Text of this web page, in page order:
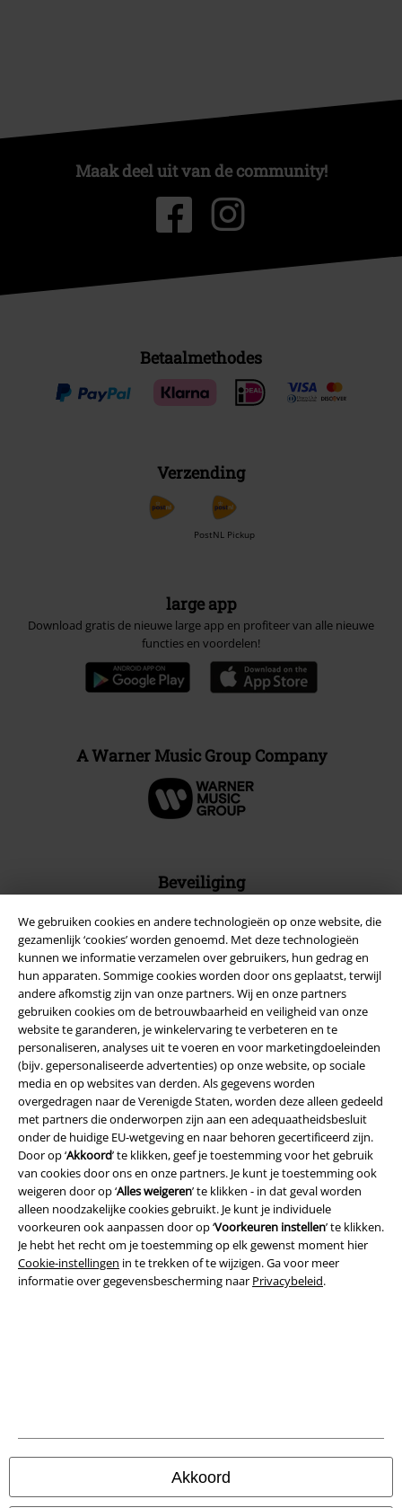
We gebruiken cookies en andere technologieën op onze website, die
gezamenlijk ‘cookies’ worden genoemd. Met deze technologieën
kunnen we informatie verzamelen over gebruikers, hun gedrag en
hun apparaten. Sommige cookies worden door ons geplaatst, terwijl
andere afkomstig zijn van onze partners. Wij en onze partners
gebruiken cookies om de betrouwbaarheid en veiligheid van onze
website te garanderen, je winkelervaring te verbeteren en te
personaliseren, analyses uit te voeren en voor marketingdoeleinden
(bijv. gepersonaliseerde advertenties) op onze website, op sociale
media en op websites van derden. Als gegevens worden
overgedragen naar de Verenigde Staten, worden deze alleen gedeeld
met partners die onderworpen zijn aan een adequaatheidsbesluit
onder de huidige EU-wetgeving en naar behoren gecertificeerd zijn.
Door op ‘Akkoord’ te klikken, geef je toestemming voor het gebruik
van cookies door ons en onze partners. Je kunt je toestemming ook
weigeren door op ‘Alles weigeren’ te klikken - in dat geval worden
alleen noodzakelijke cookies gebruikt. Je kunt je individuele
voorkeuren ook aanpassen door op ‘Voorkeuren instellen’ te klikken.
Je hebt het recht om je toestemming op elk gewenst moment hier
Cookie-instellingen in te trekken of te wijzigen. Ga voor meer
informatie over gegevensbescherming naar Privacybeleid.
Akkoord
Maak deel uit van de community!
Betaalmethodes
Verzending
PostNL Pickup
large app
Download gratis de nieuwe large app en profiteer van alle nieuwe
functies en voordelen!
A Warner Music Group Company
Beveiliging
Legal
Algemene Voorwaarden
Bedrijfsgegevens
Privacyverklaring
Alle prijzen incl.wettelijke BTW
© 1986-2026 Large Popmerchandising B.V.